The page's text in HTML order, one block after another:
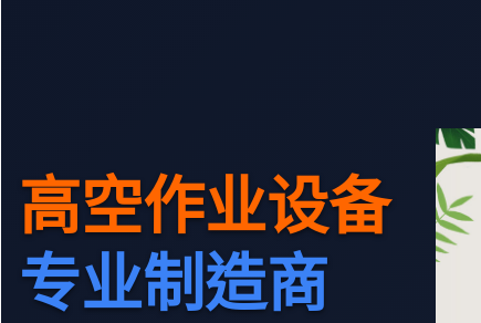
高空作业设备
专业制造商